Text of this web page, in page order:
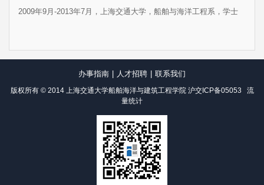
2009年9月-2013年7月，上海交通大学，船舶与海洋工程系，学士
办事指南 人才招聘 联系我们
版权所有 © 2014 上海交通大学船舶海洋与建筑工程学院 沪交ICP备05053
流
量统计